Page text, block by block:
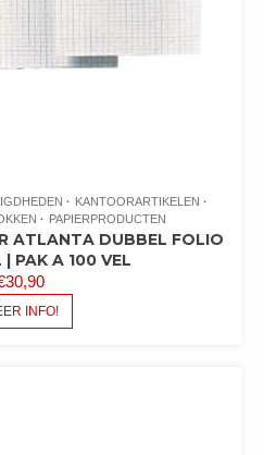
KANTOORARTIKELEN
PAPIERPRODUCTEN
ATLANTA DUBBEL FOLIO
| PAK A 100 VEL
30,90
INFO!